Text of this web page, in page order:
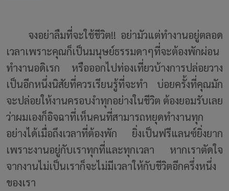
จงอย่าลืมที่จะใช้ชีวิต!! อย่ามัวแต่ทำงานอยู่ตลอด
เวลาเพราะคุณก็เป็นมนุษย์ธรรมดาๆที่จะต้องพักผ่อน
ทำงานอดิเรก หรือออกไปท่องเที่ยวบ้างการปล่อยวาง
เป็นอีกหนึ่งนิสัยที่ควรเรียนรู้ที่จะทำ บ่อยครั้งที่คุณมัก
จะปล่อยให้งานครอบงำทุกอย่างในชีวิต ต้องยอมรับเลย
ว่าผมเองก็อิจฉาที่เห็นคนที่สามารถหยุดทำงานทุก
อย่างได้เมื่อถึงเวลาที่ต้องพัก ยิ่งเป็นฟรีแลนซ์ยิ่งยาก
เพราะงานอยู่กับเราทุกที่และทุกเวลา หากเราตัดใจ
จากงานไม่เป็นเราก็จะไม่มีเวลาให้กับชีวิตอีกครึ่งหนึ่ง
ของเรา